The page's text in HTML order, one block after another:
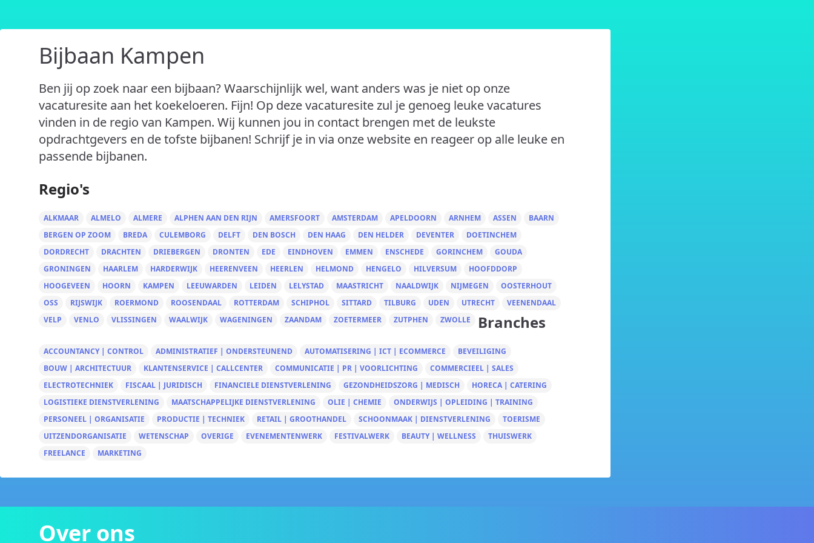
Bijbaan Kampen
Ben jij op zoek naar een bijbaan? Waarschijnlijk wel, want anders was je niet op onze
vacaturesite aan het koekeloeren. Fijn! Op deze vacaturesite zul je genoeg leuke vacatures
vinden in de regio van Kampen. Wij kunnen jou in contact brengen met de leukste
opdrachtgevers en de tofste bijbanen! Schrijf je in via onze website en reageer op alle leuke en
passende bijbanen.
Regio's
ALKMAAR ALMELO ALMERE ALPHEN AAN DEN RIJN AMERSFOORT AMSTERDAM APELDOORN ARNHEM ASSEN
BAARN
BERGEN OP ZOOM
BREDA CULEMBORG DELFT DEN BOSCH DEN HAAG DEN HELDER DEVENTER
DOETINCHEM
DORDRECHT
DRACHTEN DRIEBERGEN DRONTEN EDE EINDHOVEN EMMEN ENSCHEDE GORINCHEM
GOUDA
GRONINGEN
HAARLEM HARDERWIJK HEERENVEEN HEERLEN HELMOND HENGELO HILVERSUM
HOOFDDORP
HOOGEVEEN
HOORN KAMPEN LEEUWARDEN LEIDEN LELYSTAD MAASTRICHT NAALDWIJK NIJMEGEN
OOSTERHOUT
OSS
RIJSWIJK ROERMOND ROOSENDAAL ROTTERDAM SCHIPHOL SITTARD TILBURG UDEN UTRECHT
VEENENDAAL
VELP
VENLO VLISSINGEN WAALWIJK WAGENINGEN ZAANDAM ZOETERMEER ZUTPHEN ZWOLLE Branches
ACCOUNTANCY | CONTROL ADMINISTRATIEF | ONDERSTEUNEND AUTOMATISERING | ICT | ECOMMERCE
BEVEILIGING
BOUW | ARCHITECTUUR
KLANTENSERVICE | CALLCENTER COMMUNICATIE | PR | VOORLICHTING
COMMERCIEEL | SALES
ELECTROTECHNIEK
FISCAAL | JURIDISCH FINANCIELE DIENSTVERLENING GEZONDHEIDSZORG | MEDISCH
HORECA | CATERING
LOGISTIEKE DIENSTVERLENING
MAATSCHAPPELIJKE DIENSTVERLENING OLIE | CHEMIE
ONDERWIJS | OPLEIDING | TRAINING
PERSONEEL | ORGANISATIE
PRODUCTIE | TECHNIEK RETAIL | GROOTHANDEL SCHOONMAAK | DIENSTVERLENING
TOERISME
UITZENDORGANISATIE
WETENSCHAP OVERIGE EVENEMENTENWERK FESTIVALWERK BEAUTY | WELLNESS
THUISWERK
FREELANCE
MARKETING
Over ons